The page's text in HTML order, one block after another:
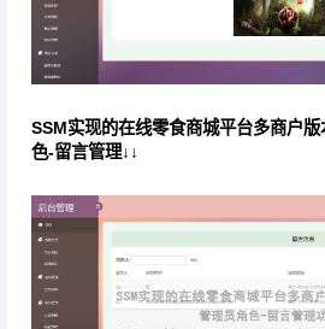
SSM实现的在线零食商城平台多商户
色-留言管理↓↓